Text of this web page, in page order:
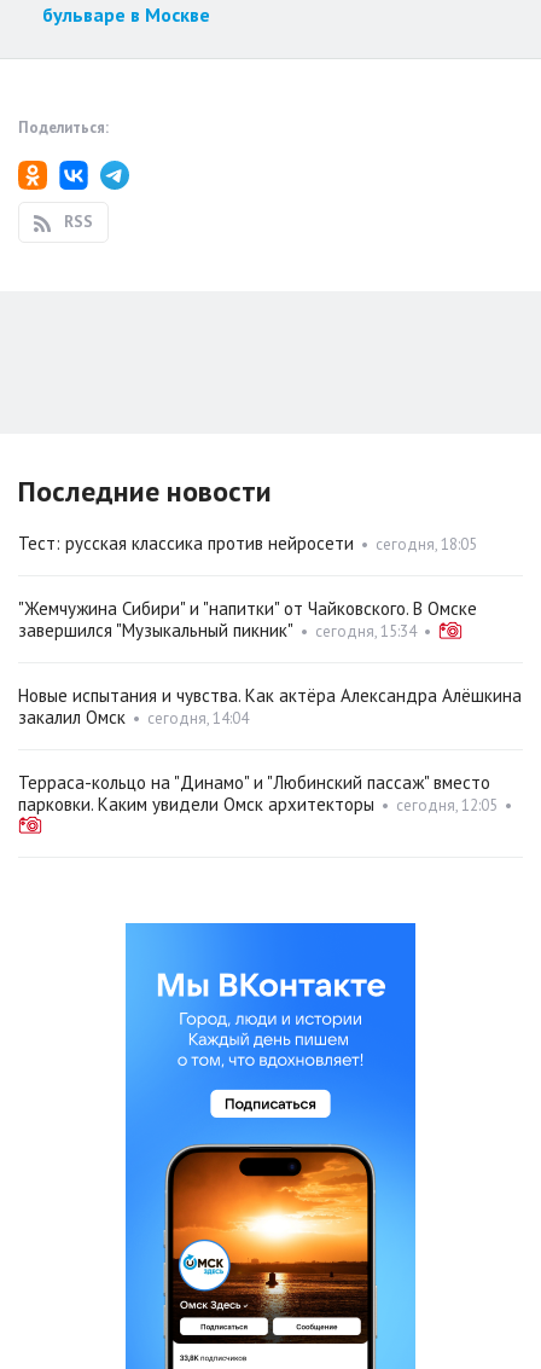
бульваре в Москве
Поделиться:
RSS
Последние новости
Тест: русская классика против нейросети • сегодня, 18:05
"Жемчужина Сибири" и "напитки" от Чайковского. В Омске
завершился "Музыкальный пикник" • сегодня, 15:34•
Новые испытания и чувства. Как актёра Александра Алёшкина
закалил Омск • сегодня, 14:04
Терраса-кольцо на "Динамо" и "Любинский пассаж" вместо
парковки. Каким увидели Омск архитекторы • сегодня, 12:05 •